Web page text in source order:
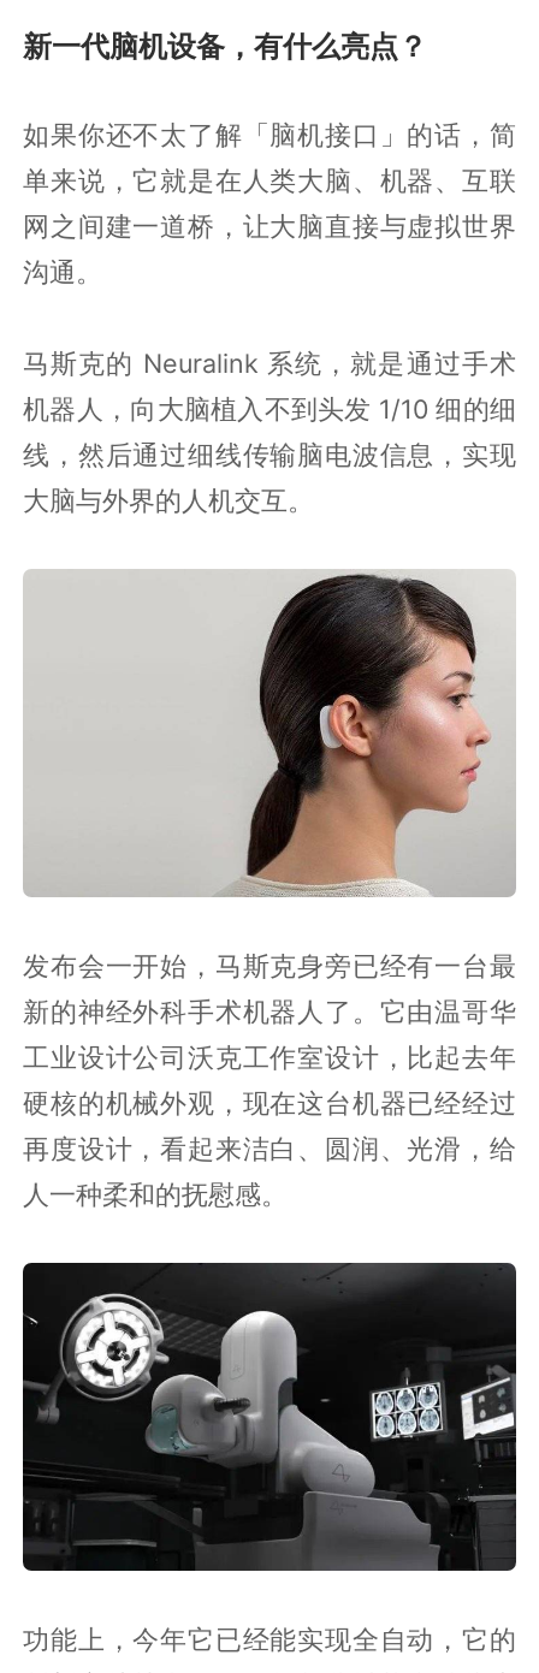
新一代脑机设备，有什么亮点？
如果你还不太了解「脑机接口」的话，简
单来说，它就是在人类大脑、机器、互联
网之间建一道桥，让大脑直接与虚拟世界
沟通。
马斯克的 Neuralink 系统，就是通过手术
机器人，向大脑植入不到头发 1/10 细的细
线，然后通过细线传输脑电波信息，实现
大脑与外界的人机交互。
发布会一开始，马斯克身旁已经有一台最
新的神经外科手术机器人了。它由温哥华
工业设计公司沃克工作室设计，比起去年
硬核的机械外观，现在这台机器已经经过
再度设计，看起来洁白、圆润、光滑，给
人一种柔和的抚慰感。
功能上，今年它已经能实现全自动，它的